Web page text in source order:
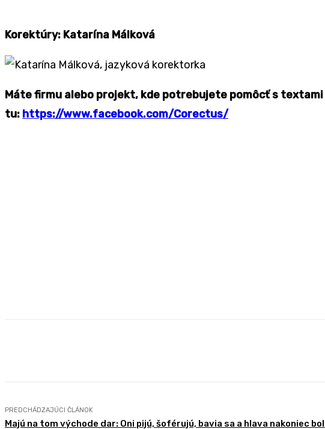
Korektúry: Katarína Málková
Máte firmu alebo projekt, kde potrebujete pomôcť s
tu: https://www.facebook.com/Corectus/
PREDCHÁDZAJÚCI ČLÁNOK
Majú na tom východe dar: Oni pijú, šoférujú, bavia sa a hlava nakoniec